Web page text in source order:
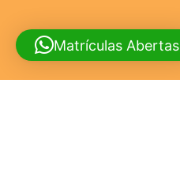
Matrículas Abertas